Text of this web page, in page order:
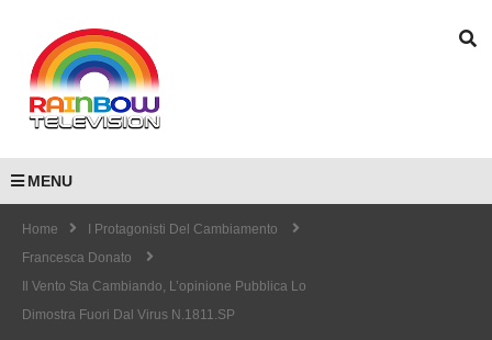
MENU
Home
I Protagonisti Del Cambiamento
Francesca Donato
Il Vento Sta Cambiando, L’opinione Pubblica Lo
Dimostra Fuori Dal Virus N.1811.SP